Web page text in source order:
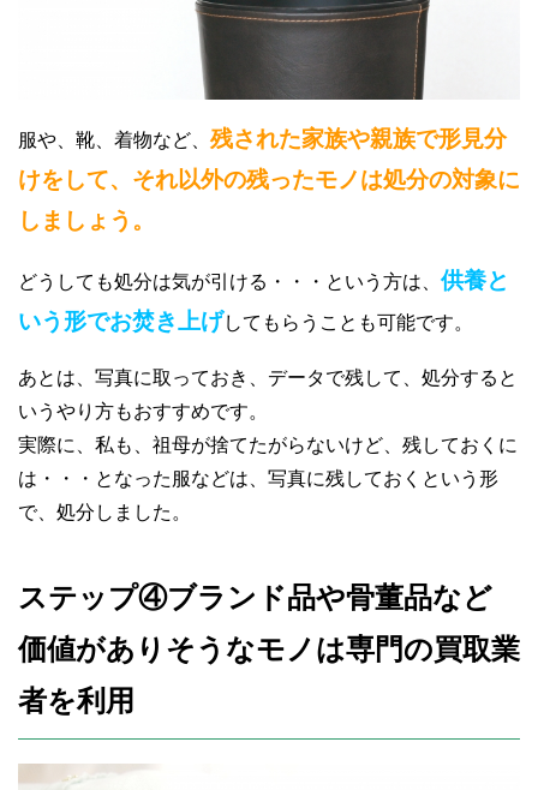
服や、靴、着物など、 残された家族や親族で形見分
けをして、それ以外の残ったモノは処分の対象に
しましょう。
どうしても処分は気が引ける・・・という方は、 供養と
いう形でお焚き上げしてもらうことも可能です。
あとは、写真に取っておき、データで残して、処分すると
いうやり方もおすすめです。
実際に、私も、祖母が捨てたがらないけど、残しておくに
は・・・となった服などは、写真に残しておくという形
で、処分しました。
ステップ④ブランド品や骨董品など
価値がありそうなモノは専門の買取業
者を利用